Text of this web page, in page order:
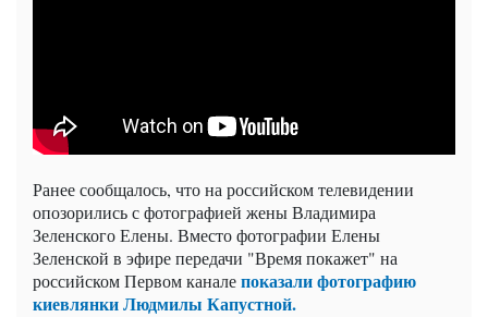
Ранее сообщалось, что на российском телевидении
опозорились с фотографией жены Владимира
Зеленского Елены. Вместо фотографии Елены
Зеленской в эфире передачи "Время покажет" на
российском Первом каналепоказали фотографию
киевлянки Людмилы Капустной.